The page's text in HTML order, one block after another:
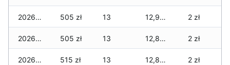
2026-02-12 505 zł 13 12,945 zł 2 zł
2026-02-11 505 zł 13 12,820 zł 2 zł
2026-02-10 515 zł 13 12,820 zł 2 zł